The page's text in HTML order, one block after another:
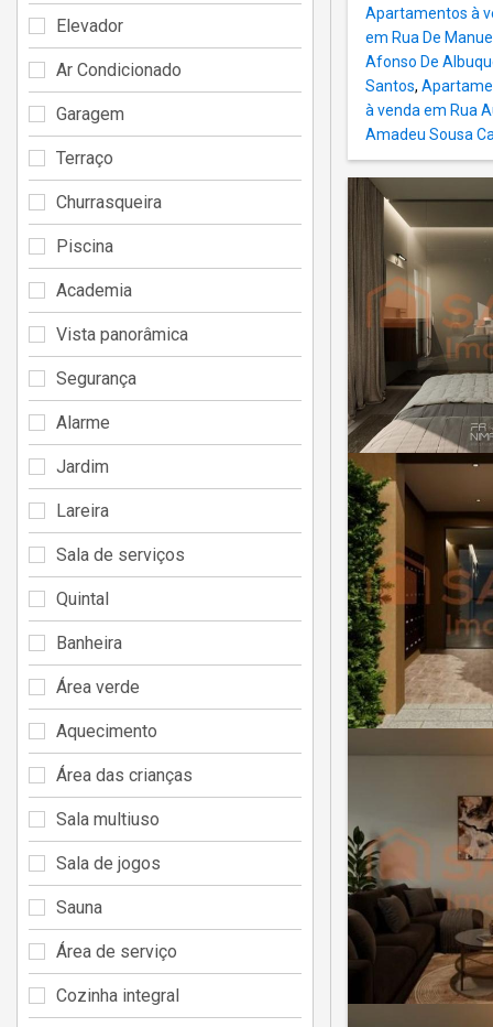
Apartamentos à
em Rua De
Afonso De
Santos,
à venda em Rua
Amadeu Sousa
Elevador
Ar Condicionado
Garagem
Terraço
Churrasqueira
Piscina
Academia
Vista panorâmica
Segurança
Alarme
Jardim
Lareira
Sala de serviços
Quintal
Banheira
Área verde
Aquecimento
Área das crianças
Sala multiuso
Sala de jogos
Sauna
Área de serviço
Cozinha integral